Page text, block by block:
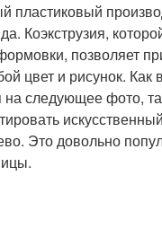
пластиковый
Коэкструзия,
позволяет
цвет и рисунок. Как
на следующее фото,
Это довольно